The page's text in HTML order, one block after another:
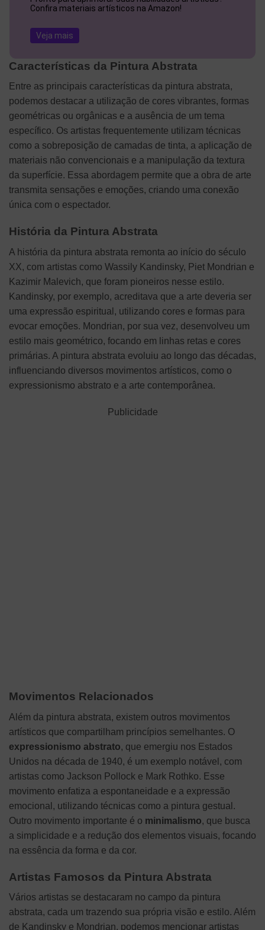
Confira materiais artísticos na Amazon!
Veja mais
Características da Pintura Abstrata
Entre as principais características da pintura abstrata,
podemos destacar a utilização de cores vibrantes, formas
geométricas ou orgânicas e a ausência de um tema
específico. Os artistas frequentemente utilizam técnicas
como a sobreposição de camadas de tinta, a aplicação de
materiais não convencionais e a manipulação da textura
da superfície. Essa abordagem permite que a obra de arte
transmita sensações e emoções, criando uma conexão
única com o espectador.
História da Pintura Abstrata
A história da pintura abstrata remonta ao início do século
XX, com artistas como Wassily Kandinsky, Piet Mondrian e
Kazimir Malevich, que foram pioneiros nesse estilo.
Kandinsky, por exemplo, acreditava que a arte deveria ser
uma expressão espiritual, utilizando cores e formas para
evocar emoções. Mondrian, por sua vez, desenvolveu um
estilo mais geométrico, focando em linhas retas e cores
primárias. A pintura abstrata evoluiu ao longo das décadas,
influenciando diversos movimentos artísticos, como o
expressionismo abstrato e a arte contemporânea.
Publicidade
Movimentos Relacionados
Além da pintura abstrata, existem outros movimentos
artísticos que compartilham princípios semelhantes. O
expressionismo abstrato, que emergiu nos Estados
Unidos na década de 1940, é um exemplo notável, com
artistas como Jackson Pollock e Mark Rothko. Esse
movimento enfatiza a espontaneidade e a expressão
emocional, utilizando técnicas como a pintura gestual.
Outro movimento importante é o minimalismo, que busca
a simplicidade e a redução dos elementos visuais, focando
na essência da forma e da cor.
Artistas Famosos da Pintura Abstrata
Vários artistas se destacaram no campo da pintura
abstrata, cada um trazendo sua própria visão e estilo. Além
de Kandinsky e Mondrian, podemos mencionar artistas